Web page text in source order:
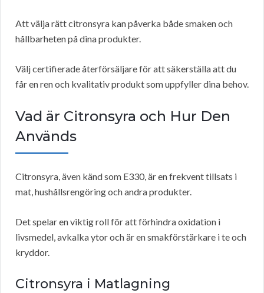
Att välja rätt citronsyra kan påverka både smaken och
hållbarheten på dina produkter.
Välj certifierade återförsäljare för att säkerställa att du
får en ren och kvalitativ produkt som uppfyller dina behov.
Vad är Citronsyra och Hur Den
Används
Citronsyra, även känd som E330, är en frekvent tillsats i
mat, hushållsrengöring och andra produkter.
Det spelar en viktig roll för att förhindra oxidation i
livsmedel, avkalka ytor och är en smakförstärkare i te och
kryddor.
Citronsyra i Matlagning